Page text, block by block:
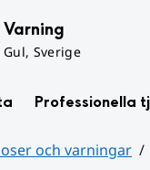
Varning
Gul, Sverige
Professionella
och varningar
varningar